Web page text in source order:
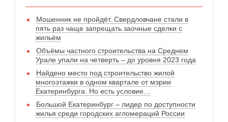
Мошенник не пройдёт. Свердловчане стали в
пять раз чаще запрещать заочные сделки с
жильём
Объёмы частного строительства на Среднем
Урале упали на четверть – до уровня 2023 года
Найдено место под строительство жилой
многоэтажки в одном квартале от мэрии
Екатеринбурга. Но есть условие…
Большой Екатеринбург – лидер по доступности
жилья среди городских агломераций России